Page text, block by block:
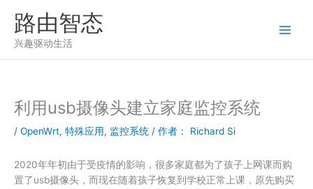
路由智态
兴趣驱动生活
利用usb摄像头建立家庭监控系统
/ OpenWrt, 特殊应用, 监控系统 / 作者： Richard Si
2020年年初由于受疫情的影响，很多家庭都为了孩子上网课而购
置了usb摄像头，而现在随着孩子恢复到学校正常上课，原先购买